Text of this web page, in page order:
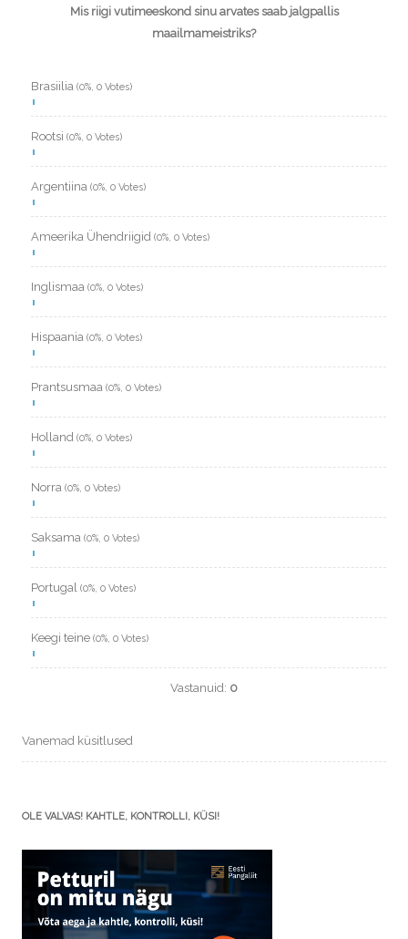
Mis riigi vutimeeskond sinu arvates saab jalgpallis
maailmameistriks?
Brasiilia (0%, 0 Votes)
Rootsi (0%, 0 Votes)
Argentiina (0%, 0 Votes)
Ameerika Ühendriigid (0%, 0 Votes)
Inglismaa (0%, 0 Votes)
Hispaania (0%, 0 Votes)
Prantsusmaa (0%, 0 Votes)
Holland (0%, 0 Votes)
Norra (0%, 0 Votes)
Saksama (0%, 0 Votes)
Portugal (0%, 0 Votes)
Keegi teine (0%, 0 Votes)
Vastanuid: 0
Vanemad küsitlused
OLE VALVAS! KAHTLE, KONTROLLI, KÜSI!